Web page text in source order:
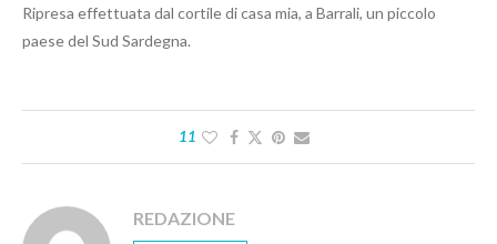
Ripresa effettuata dal cortile di casa mia, a Barrali, un piccolo
paese del Sud Sardegna.
11
REDAZIONE